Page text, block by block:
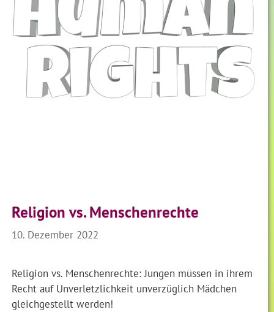
Religion vs. Menschenrechte
10. Dezember 2022
Religion vs. Menschenrechte: Jungen müssen in ihrem
Recht auf Unverletzlichkeit unverzüglich Mädchen
gleichgestellt werden!